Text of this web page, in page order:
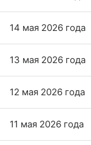
14 мая 2026 года
13 мая 2026 года
12 мая 2026 года
11 мая 2026 года